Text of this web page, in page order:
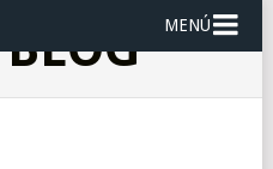
MENÚ